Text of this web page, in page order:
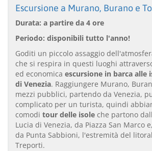
Escursione a Murano, Burano e
Durata: a partire da 4 ore
Periodo: disponibili tutto l'anno!
Goditi un piccolo assaggio
che si respira in questi luoghi
ed economica escursione in barca alle
di Venezia. Raggiungere Murano,
mezzi pubblici, partendo da Venezia,
complicato per un turista, quindi
comodi tour delle isole che partono
Lucia di Venezia, da Piazza San Marco
da Punta Sabbioni, l'estremità del
Treporti.